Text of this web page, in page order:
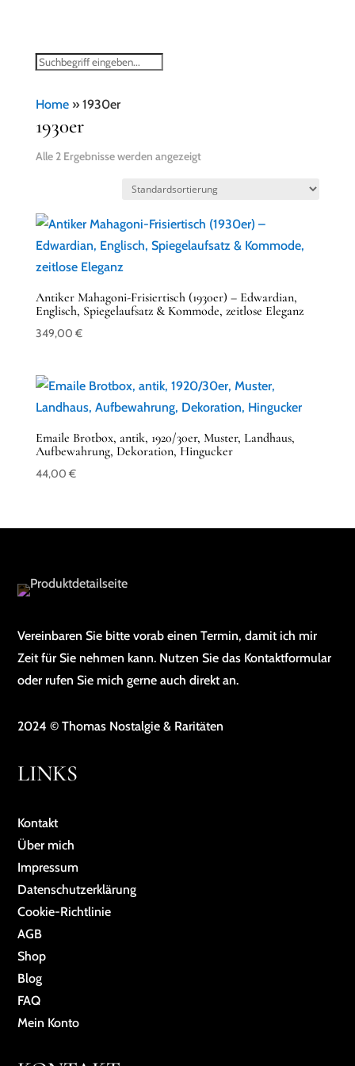
Home» 1930er
1930er
Alle 2 Ergebnisse werden angezeigt
Antiker Mahagoni-Frisiertisch (1930er) – Edwardian,
Englisch, Spiegelaufsatz & Kommode, zeitlose Eleganz
349,00 €
Emaile Brotbox, antik, 1920/30er, Muster, Landhaus,
Aufbewahrung, Dekoration, Hingucker
44,00 €
Vereinbaren Sie bitte vorab einen Termin, damit ich mir
Zeit für Sie nehmen kann. Nutzen Sie das Kontaktformular
oder rufen Sie mich gerne auch direkt an.
2024 © Thomas Nostalgie & Raritäten
LINKS
Kontakt
Über mich
Impressum
Da­ten­schutz­er­klä­rung
Cookie-Richtlinie
AGB
Shop
Blog
FAQ
Mein Konto